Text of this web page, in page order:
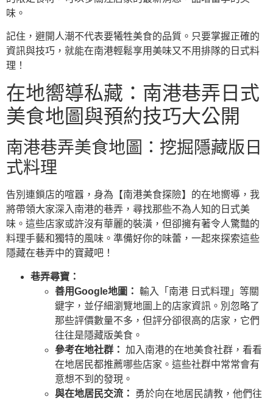
味。
記住，避開人潮不代表要犧牲美食的品質。只要掌握正確的
資訊與技巧，就能在南港輕鬆享用美味又不用排隊的日式料
理！
在地嚮導私藏：南港巷弄日式
美食地圖與預約技巧大公開
南港巷弄美食地圖：挖掘隱藏版日
式料理
告別連鎖店的喧囂，身為【南港美食探險】的在地嚮導，我
將帶領大家深入南港的巷弄，尋找那些不為人知的日式美
味。這些店家或許沒有華麗的裝潢，但卻擁有著令人驚豔的
料理手藝和獨特的風味。準備好你的味蕾，一起來探索這些
隱藏在巷弄中的寶藏吧！
巷弄尋寶：
善用Google地圖： 輸入「南港 日式料理」等關
鍵字，並仔細瀏覽地圖上的店家資訊。別忽略了
那些評價數量不多，但評分卻很高的店家，它們
往往是隱藏版美食。
參考在地社群： 加入南港的在地美食社群，看看
在地居民都推薦哪些店家。這些社群中常常會有
意想不到的發現。
與在地居民交流：
勇於向在地居民請教，他們往